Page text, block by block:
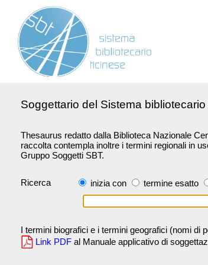
Soggettario del Sistema
Thesaurus redatto dalla Biblioteca Nazionale
raccolta contempla inoltre i termini regionali in
Gruppo Soggetti SBT.
Ricerca inizia con termine esatto
I termini biografici e i termini geografici (nomi di
Link PDF al Manuale applicativo di